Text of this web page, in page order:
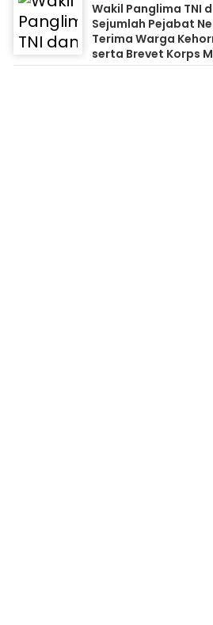
Wakil Panglima TNI
Sejumlah Pejabat
Terima Warga
serta Brevet Korps